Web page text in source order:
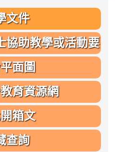
文件
協助教學或活動要
點面圖
育資源網
箱文
查詢